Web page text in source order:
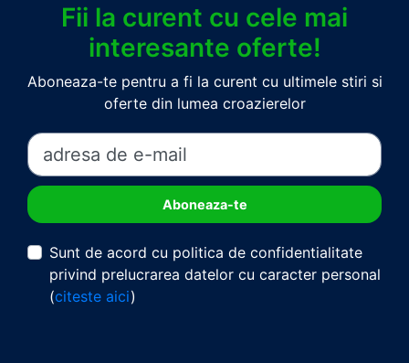
Fii la curent cu cele mai
interesante oferte!
Aboneaza-te pentru a fi la curent cu ultimele stiri si
oferte din lumea croazierelor
Sunt de acord cu politica de confidentialitate
privind prelucrarea datelor cu caracter personal
(citeste aici)